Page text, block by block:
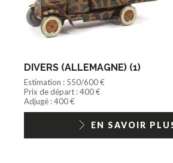
DIVERS (ALLEMAGNE) (1)
Estimation : 550/600 €
Prix de départ : 400 €
Adjugé : 400 €
EN SAVOIR